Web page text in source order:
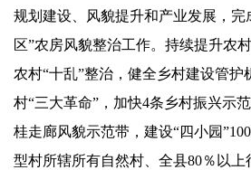
规划建设、风貌提升和产业发展，完
区”农房风貌整治工作。持续提升农
农村“十乱”整治，健全乡村建设管护
村“三大革命”，加快4条乡村振兴示
桂走廊风貌示范带，建设“四小园
型村所辖所有自然村、全县80％以